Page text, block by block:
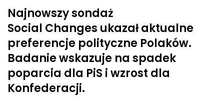
Najnowszy sondaż
Social Changes ukazał aktualne
preferencje polityczne Polaków.
Badanie wskazuje na spadek
poparcia dla PiS i wzrost dla
Konfederacji.